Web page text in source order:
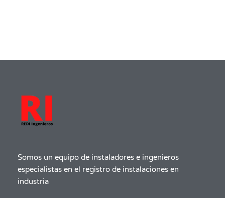
Somos un equipo de instaladores e ingenieros
especialistas en el registro de instalaciones en
industria